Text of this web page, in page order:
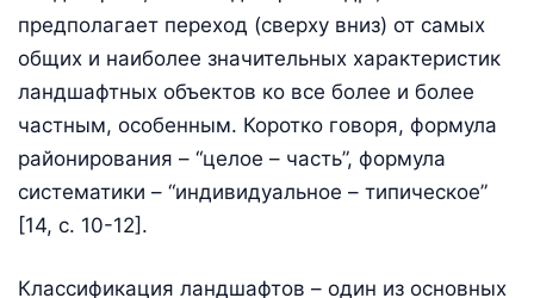
предполагает переход (сверху вниз) от самых
общих и наиболее значительных характеристик
ландшафтных объектов ко все более и более
частным, особенным. Коротко говоря, формула
районирования – “целое – часть”, формула
систематики – “индивидуальное – типическое”
[14, с. 10-12].
Классификация ландшафтов – один из основных